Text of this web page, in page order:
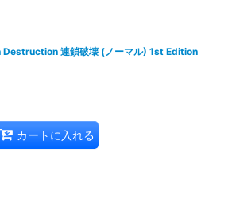
連鎖破壊 (ノーマル) 1st Edition
カートに入れる